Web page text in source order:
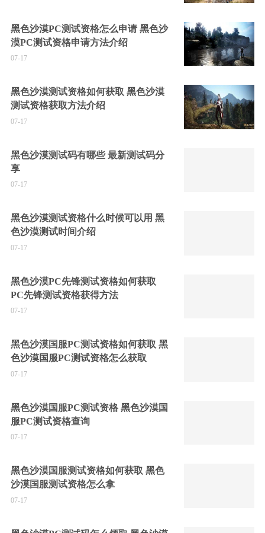
黑色沙漠PC测试资格怎么申请 黑色沙
漠PC测试资格申请方法介绍
07-17
黑色沙漠测试资格如何获取 黑色沙漠
测试资格获取方法介绍
07-17
黑色沙漠测试码有哪些 最新测试码分
享
07-17
黑色沙漠测试资格什么时候可以用 黑
色沙漠测试时间介绍
07-17
黑色沙漠PC先锋测试资格如何获取
PC先锋测试资格获得方法
07-17
黑色沙漠国服PC测试资格如何获取 黑
色沙漠国服PC测试资格怎么获取
07-17
黑色沙漠国服PC测试资格 黑色沙漠国
服PC测试资格查询
07-17
黑色沙漠国服测试资格如何获取 黑色
沙漠国服测试资格怎么拿
07-17